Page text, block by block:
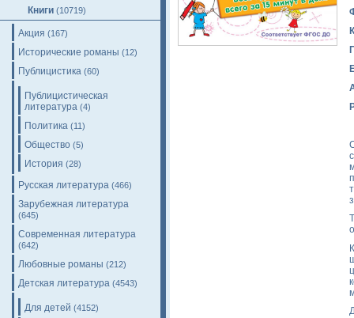
Книги (10719)
Акция (167)
Исторические романы (12)
Публицистика (60)
Публицистическая
литература (4)
Политика (11)
Общество (5)
История (28)
Русская литература (466)
Зарубежная литература
(645)
Современная литература
(642)
Любовные романы (212)
Детская литература (4543)
Для детей (4152)